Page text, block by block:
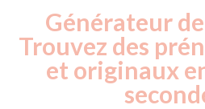
Générateur
Trouvez des
et originaux